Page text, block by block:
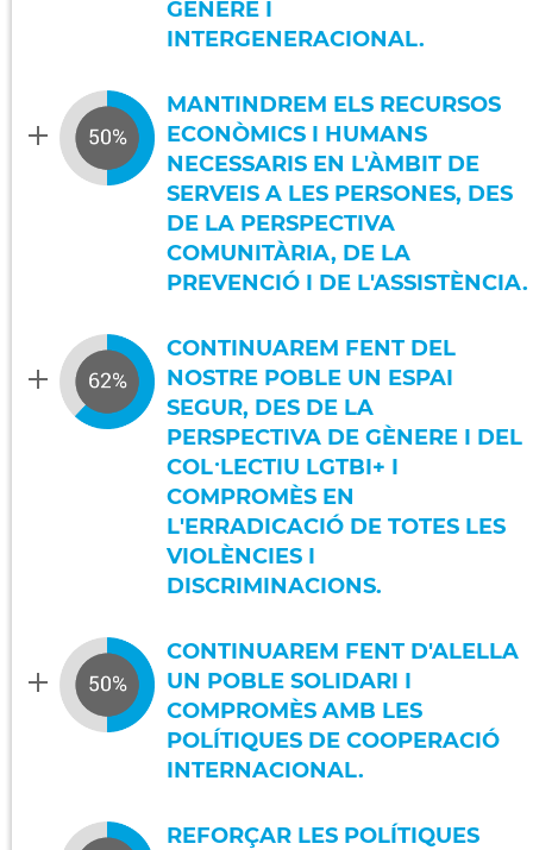
GÈNERE I
INTERGENERACIONAL.
MANTINDREM ELS RECURSOS
ECONÒMICS I HUMANS
NECESSARIS EN L'ÀMBIT DE
SERVEIS A LES PERSONES, DES
DE LA PERSPECTIVA
COMUNITÀRIA, DE LA
PREVENCIÓ I DE L'ASSISTÈNCIA.
CONTINUAREM FENT DEL
NOSTRE POBLE UN ESPAI
SEGUR, DES DE LA
PERSPECTIVA DE GÈNERE I DEL
COL·LECTIU LGTBI+ I
COMPROMÈS EN
L'ERRADICACIÓ DE TOTES LES
VIOLÈNCIES I
DISCRIMINACIONS.
CONTINUAREM FENT D'ALELLA
UN POBLE SOLIDARI I
COMPROMÈS AMB LES
POLÍTIQUES DE COOPERACIÓ
INTERNACIONAL.
REFORÇAR LES POLÍTIQUES